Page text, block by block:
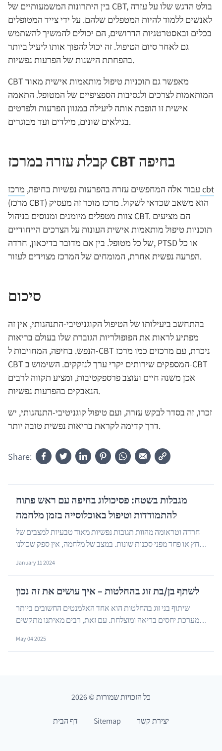
בין היתרונות המשמעותיים של CBT, בולט הדגש שלו על עזרה
לאנשים ללמוד להיות המטפלים שלהם. על ידי צייד המטופלים
בכלים ובאסטרטגיות הדרושים, הם יכולים להמשיך להשתמש
גם לאחר סיום הטיפול. זה יכול להפוך אותו ליעיל ביותר
בהפחתת הישנות של הפרעות נפשיות.
CBT מאפשר גם תוכניות טיפול מותאמות אישית מאוד
המותאמות לצרכים ולנסיבות הספציפיים של המטופל. התאמה
אישית זו הופכת אותה ליעילה במגוון הפרעות ולפרטים
בגילאים שונים, מילדים ועד מבוגרים.
קבלת עזרה במרכז CBT בחיפה
עבור אלה המחפשים עזרה בהפרעות נפשיות בחיפה, מרכז cbt
(מרכז CBT) הוא משאב שכדאי לשקול. מרכז מוכר זה מעסיק
צוות מטפלים מיומנים ומנוסים בניהול CBT. הם מציעים
תוכניות טיפול מותאמות אישית העונות על הצרכים הייחודיים
של כל מטופל. בין אם מדובר בדיכאון, חרדה, PTSD או כל
הפרעה נפשית אחרת, המומחים של המרכז מצוידים לעזור.
סיכום
בהתחשב ביעילותו של הטיפול הקוגניטיבי-התנהגותי, אין זה
מפתיע לראות את הפופולריות הגוברת שלו בעולם בריאות
הנפש. בחיפה, המחויבות ל-CBT ניכרת, עם מרכזים כמו מרכז
CBT המספקים שירותים יקרי ערך לנזקקים. השימוש ב-CBT
אכן משנה חיים ועוצב פרספקטיבות, ומציע תקווה לרבים
הנאבקים בהפרעות נפשיות.
זכרו, זה בסדר לבקש עזרה, ועם טיפול קוגניטיבי-התנהגותי, יש
דרך קדימה לקראת בריאות נפשית טובה יותר.
Share:
מגבלות בשטח: פסיכולוג בחיפה עם ראש פתוח
להתמודדות וטיפול באוכלוסייה בזמן מלחמה
חרדה וטראומה מהוות תגובות נפשיות מאוד טבעיות למצבים של
לחץ או פחד מפני סכנות שונות. במצב של מלחמה, אין ספק שכולנו
January 11 2024
לשתף בן/בת זוג בהחלטות – איך עושים את זה נכון
שיתוף בני זוג בהחלטות הוא אחד האלמנטים החשובים ביותר
במערכת יחסים בריאה ומוצלחת. עם זאת, רבים מאיתנו מתקשים
May 04 2025
כל הזכויות שמורות©
2026
דף הבית Sitemap יצירת קשר